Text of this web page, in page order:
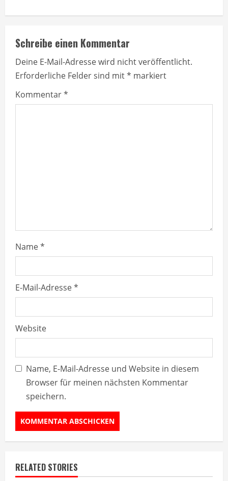
i
n
u
e
R
g
Schreibe einen Kommentar
Deine E-Mail-Adresse wird nicht veröffentlicht.
Erforderliche Felder sind mit* markiert
Kommentar*
Name*
E-Mail-Adresse*
Website
Name, E-Mail-Adresse und Website in diesem
Browser für meinen nächsten Kommentar
speichern.
RELATED STORIES